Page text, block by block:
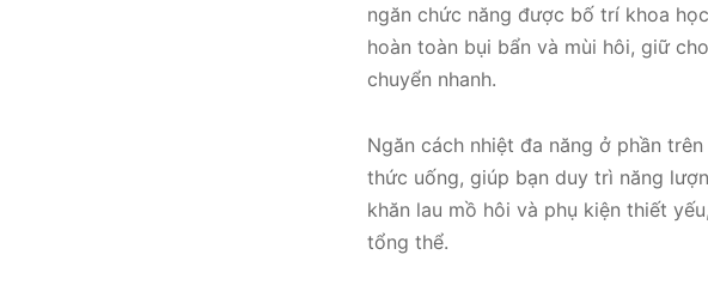
ngăn chức năng được bố trí khoa
hoàn toàn bụi bẩn và mùi hôi, giữ
chuyển nhanh.
Ngăn cách nhiệt đa năng ở phần
thức uống, giúp bạn duy trì năng
khăn lau mồ hôi và phụ kiện thiết
tổng thể.